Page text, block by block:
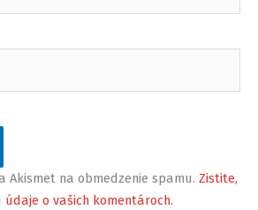
Akismet na obmedzenie spamu. Zistite,
o vašich komentároch.